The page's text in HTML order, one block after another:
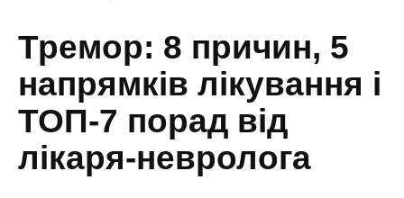
Тремор: 8 причин, 5
напрямків лікування і
ТОП-7 порад від
лікаря-невролога